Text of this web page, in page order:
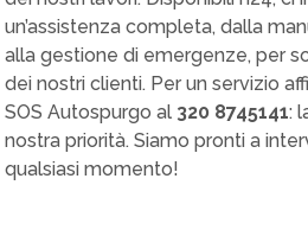
un’assistenza completa, dalla
alla gestione di emergenze, per
dei nostri clienti. Per un servizio
SOS Autospurgo al 320 8745141:
nostra priorità. Siamo pronti a
qualsiasi momento!